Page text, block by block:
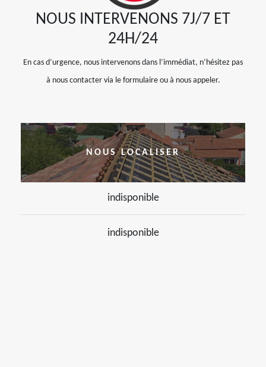
NOUS INTERVENONS 7J/7 ET
24H/24
En cas d’urgence, nous intervenons dans l’immédiat, n’hésitez pas
à nous contacter via le formulaire ou à nous appeler.
NOUS LOCALISER
indisponible
indisponible